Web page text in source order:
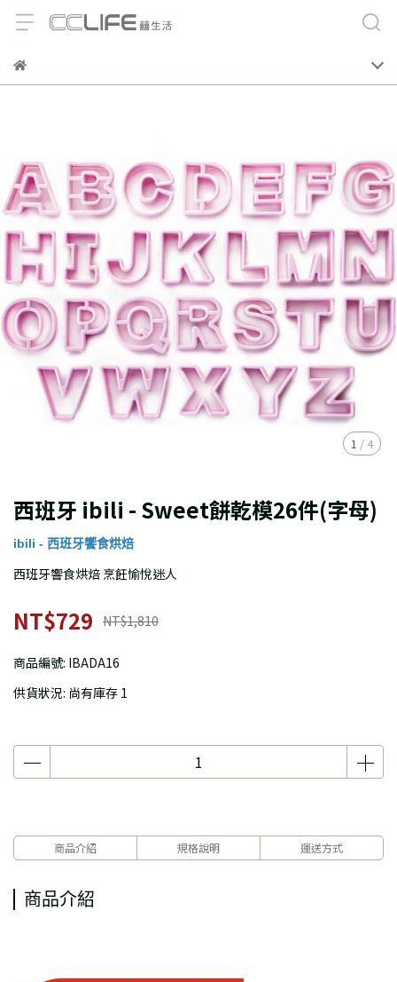
1 / 4
西班牙 ibili - Sweet餅乾模26件(字母)
ibili - 西班牙饗食烘焙
西班牙響食烘焙 烹飪愉悅迷人
NT$729 NT$1,810
商品編號: IBADA16
供貨狀況: 尚有庫存 1
商品介紹 規格說明 運送方式
商品介紹